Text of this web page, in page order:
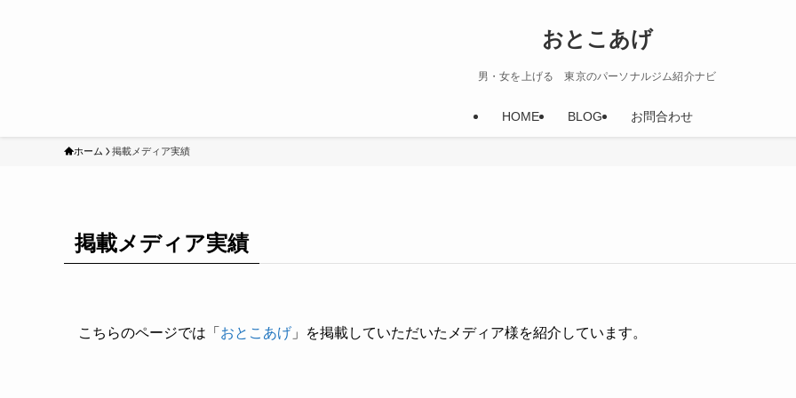
おとこあげ
男・女を上げる 東京のパーソナルジム紹介ナビ
HOME BLOG お問合わせ
ホーム 掲載メディア実績
掲載メディア実績
こちらのページでは「 おとこあげ 」を掲載していただいたメディア様を紹介しています。